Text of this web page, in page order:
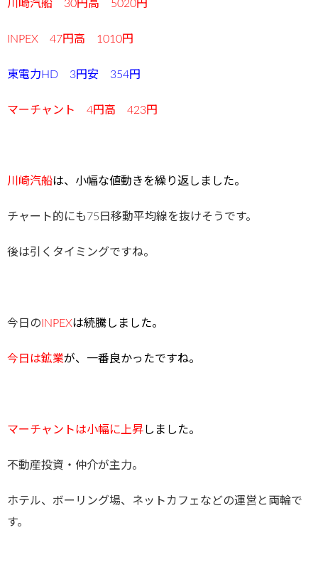
川崎汽船 30円高 5020円
INPEX 47円高 1010円
東電力HD 3円安 354円
マーチャント 4円高 423円
川崎汽船は、小幅な値動きを繰り返しました。
チャート的にも75日移動平均線を抜けそうです。
後は引くタイミングですね。
今日の INPEXは続騰しました。
今日は鉱業が、一番良かったですね。
マーチャントは小幅に上昇しました。
不動産投資・仲介が主力。
ホテル、ボーリング場、ネットカフェなどの運営と両輪で
す。